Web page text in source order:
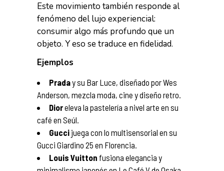
Este movimiento también responde al
fenómeno del lujo experiencial:
consumir algo más profundo que un
objeto. Y eso se traduce en fidelidad.
Ejemplos
Praday su Bar Luce, diseñado por Wes
Anderson, mezcla moda, cine y diseño retro.
Dioreleva la pastelería a nivel arte en su
café en Seúl.
Gucci juega con lo multisensorial en su
Gucci Giardino 25 en Florencia.
Louis Vuitton fusiona elegancia y